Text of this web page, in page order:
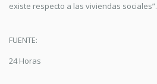
existe respecto a las viviendas sociales”.
FUENTE:
24 Horas